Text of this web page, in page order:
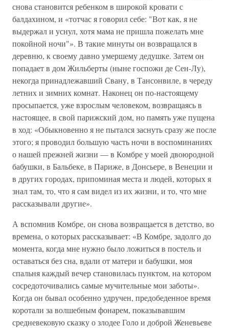
снова становится ребенком в широкой кровати с
балдахином, и «тотчас я говорил себе: "Вот как, я не
выдержал и уснул, хотя мама не пришла пожелать мне
покойной ночи"». В такие минуты он возвращался в
деревню, к своему давно умершему дедушке. Затем он
попадает в дом Жильберты (ныне госпожи де Сен-Лу),
некогда принадлежавший Свану, в Тансонвиле, в череду
летних и зимних комнат. Наконец он по-настоящему
просыпается, уже взрослым человеком, возвращаясь в
настоящее, в свой парижский дом, но память уже пущена
в ход: «Обыкновенно я не пытался заснуть сразу же после
этого; я проводил большую часть ночи в воспоминаниях
о нашей прежней жизни — в Комбре у моей двоюродной
бабушки, в Бальбеке, в Париже, в Донсьере, в Венеции и
в других городах, припоминая места и людей, которых я
знал там, то, что я сам видел из их жизни, и то, что мне
рассказывали другие».
А вспомнив Комбре, он снова возвращается в детство, во
времена, о которых рассказывает: «В Комбре, задолго до
момента, когда мне нужно было ложиться в постель и
оставаться без сна, вдали от матери и бабушки, моя
спальня каждый вечер становилась пунктом, на котором
сосредоточивались самые мучительные мои заботы».
Когда он бывал особенно удручен, предобеденное время
коротали за волшебным фонарем, показывавшим
средневековую сказку о злодее Голо и доброй Женевьеве